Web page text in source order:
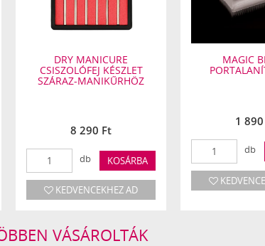
DRY MANICURE
CSISZOLÓFEJ KÉSZLET
SZÁRAZ-MANIKŰRHÖZ
8 290 Ft
db KOSÁRBA
KEDVENCEKHEZ AD
MAGIC
1
db
VÁSÁROLTÁK